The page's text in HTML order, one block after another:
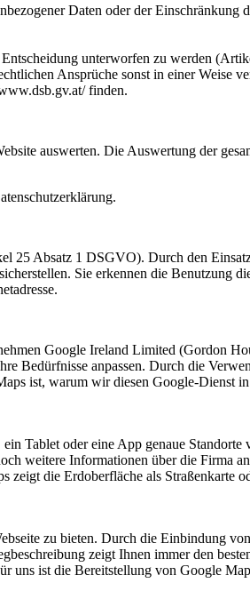
Daten oder der
unterworfen zu werden
Ansprüche sonst in einer Weise
finden.
auswerten. Die Auswertung der
25 Absatz 1 DSGVO). Durch den
Sie erkennen die Benutzung
Google Ireland Limited (Gordon
Bedürfnisse anpassen. Durch die
ist, warum wir diesen Google-Dienst
Tablet oder eine App genaue
weitere Informationen über die Firma
die Erdoberfläche als Straßenkarte
zu bieten. Durch die Einbindung
zeigt Ihnen immer den
ist die Bereitstellung von Google